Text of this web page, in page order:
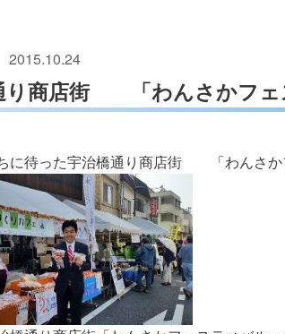
2015.10.24
り商店街 「わんさかフェ
に待った宇治橋通り商店街 「わんさ